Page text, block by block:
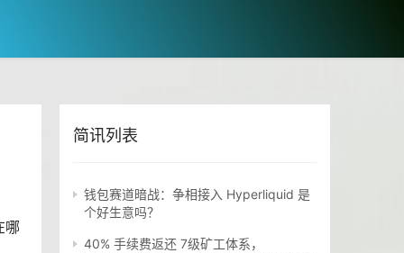
哪
简讯列表
钱包赛道暗战：争相接入 Hyperliquid 是
个好生意吗？
40% 手续费返还 7级矿工体系，